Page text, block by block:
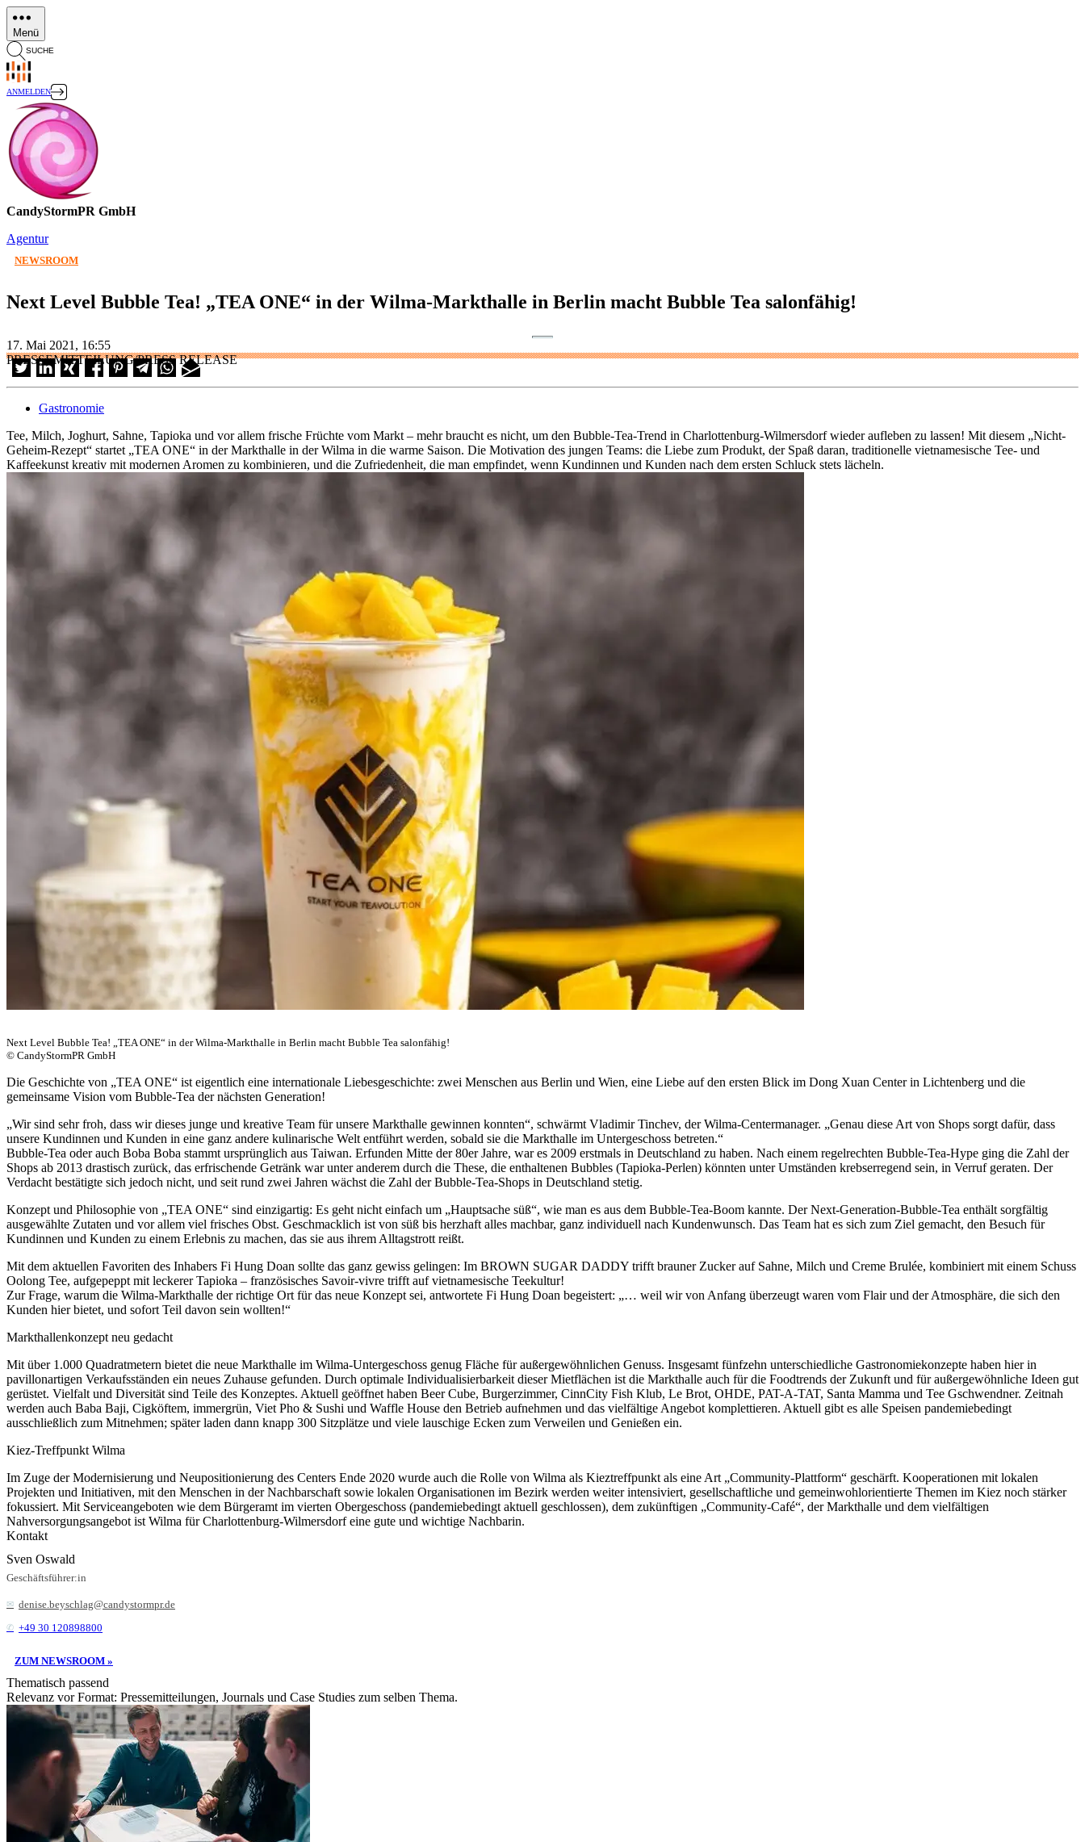
Direkt
zum
Inhalt
Menü
SUCHE
ANMELDEN
CandyStormPR GmbH
Agentur
NEWSROOM
Next Level Bubble Tea! „TEA ONE“ in der Wilma-Markthalle in Berlin macht Bubble Tea salonfähig!
17. Mai 2021, 16:55
PRESSEMITTEILUNG/PRESS RELEASE
Gastronomie
Tee, Milch, Joghurt, Sahne, Tapioka und vor allem frische Früchte vom Markt – mehr braucht es nicht, um den Bubble-Tea-Trend in Charlottenburg-Wilmersdorf wieder aufleben zu lassen! Mit diesem „Nicht-
Geheim-Rezept“ startet „TEA ONE“ in der Markthalle in der Wilma in die warme Saison. Die Motivation des jungen Teams: die Liebe zum Produkt, der Spaß daran, traditionelle vietnamesische Tee- und
Kaffeekunst kreativ mit modernen Aromen zu kombinieren, und die Zufriedenheit, die man empfindet, wenn Kundinnen und Kunden nach dem ersten Schluck stets lächeln.
Next Level Bubble Tea! „TEA ONE“ in der Wilma-Markthalle in Berlin macht Bubble Tea salonfähig!
© CandyStormPR GmbH
Die Geschichte von „TEA ONE“ ist eigentlich eine internationale Liebesgeschichte: zwei Menschen aus Berlin und Wien, eine Liebe auf den ersten Blick im Dong Xuan Center in Lichtenberg und die
gemeinsame Vision vom Bubble-Tea der nächsten Generation!
„Wir sind sehr froh, dass wir dieses junge und kreative Team für unsere Markthalle gewinnen konnten“, schwärmt Vladimir Tinchev, der Wilma-Centermanager. „Genau diese Art von Shops sorgt dafür, dass
unsere Kundinnen und Kunden in eine ganz andere kulinarische Welt entführt werden, sobald sie die Markthalle im Untergeschoss betreten.“
Bubble-Tea oder auch Boba Boba stammt ursprünglich aus Taiwan. Erfunden Mitte der 80er Jahre, war es 2009 erstmals in Deutschland zu haben. Nach einem regelrechten Bubble-Tea-Hype ging die Zahl der
Shops ab 2013 drastisch zurück, das erfrischende Getränk war unter anderem durch die These, die enthaltenen Bubbles (Tapioka-Perlen) könnten unter Umständen krebserregend sein, in Verruf geraten. Der
Verdacht bestätigte sich jedoch nicht, und seit rund zwei Jahren wächst die Zahl der Bubble-Tea-Shops in Deutschland stetig.
Konzept und Philosophie von „TEA ONE“ sind einzigartig: Es geht nicht einfach um „Hauptsache süß“, wie man es aus dem Bubble-Tea-Boom kannte. Der Next-Generation-Bubble-Tea enthält sorgfältig
ausgewählte Zutaten und vor allem viel frisches Obst. Geschmacklich ist von süß bis herzhaft alles machbar, ganz individuell nach Kundenwunsch. Das Team hat es sich zum Ziel gemacht, den Besuch für
Kundinnen und Kunden zu einem Erlebnis zu machen, das sie aus ihrem Alltagstrott reißt.
Mit dem aktuellen Favoriten des Inhabers Fi Hung Doan sollte das ganz gewiss gelingen: Im BROWN SUGAR DADDY trifft brauner Zucker auf Sahne, Milch und Creme Brulée, kombiniert mit einem Schuss
Oolong Tee, aufgepeppt mit leckerer Tapioka – französisches Savoir-vivre trifft auf vietnamesische Teekultur!
Zur Frage, warum die Wilma-Markthalle der richtige Ort für das neue Konzept sei, antwortete Fi Hung Doan begeistert: „… weil wir von Anfang überzeugt waren vom Flair und der Atmosphäre, die sich den
Kunden hier bietet, und sofort Teil davon sein wollten!“
Markthallenkonzept neu gedacht
Mit über 1.000 Quadratmetern bietet die neue Markthalle im Wilma-Untergeschoss genug Fläche für außergewöhnlichen Genuss. Insgesamt fünfzehn unterschiedliche Gastronomiekonzepte haben hier in
pavillonartigen Verkaufsständen ein neues Zuhause gefunden. Durch optimale Individualisierbarkeit dieser Mietflächen ist die Markthalle auch für die Foodtrends der Zukunft und für außergewöhnliche Ideen gut
gerüstet. Vielfalt und Diversität sind Teile des Konzeptes. Aktuell geöffnet haben Beer Cube, Burgerzimmer, CinnCity Fish Klub, Le Brot, OHDE, PAT-A-TAT, Santa Mamma und Tee Gschwendner. Zeitnah
werden auch Baba Baji, Cigköftem, immergrün, Viet Pho & Sushi und Waffle House den Betrieb aufnehmen und das vielfältige Angebot komplettieren. Aktuell gibt es alle Speisen pandemiebedingt
ausschließlich zum Mitnehmen; später laden dann knapp 300 Sitzplätze und viele lauschige Ecken zum Verweilen und Genießen ein.
Kiez-Treffpunkt Wilma
Im Zuge der Modernisierung und Neupositionierung des Centers Ende 2020 wurde auch die Rolle von Wilma als Kieztreffpunkt als eine Art „Community-Plattform“ geschärft. Kooperationen mit lokalen
Projekten und Initiativen, mit den Menschen in der Nachbarschaft sowie lokalen Organisationen im Bezirk werden weiter intensiviert, gesellschaftliche und gemeinwohlorientierte Themen im Kiez noch stärker
fokussiert. Mit Serviceangeboten wie dem Bürgeramt im vierten Obergeschoss (pandemiebedingt aktuell geschlossen), dem zukünftigen „Community-Café“, der Markthalle und dem vielfältigen
Nahversorgungsangebot ist Wilma für Charlottenburg-Wilmersdorf eine gute und wichtige Nachbarin.
Kontakt
Sven Oswald
Geschäftsführer:in
denise.beyschlag@candystormpr.de
+49 30 120898800
ZUM NEWSROOM »
Thematisch passend
Relevanz vor Format: Pressemitteilungen, Journals und Case Studies zum selben Thema.